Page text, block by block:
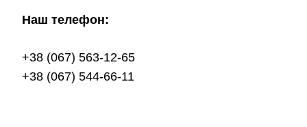
Наш телефон:
+38 (067) 563-12-65
+38 (067) 544-66-11